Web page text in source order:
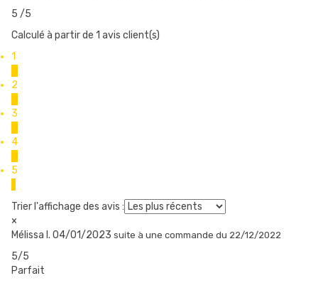
Le réservoir peut contenir 3.5ml de e-liquide.
5 /5
Calculé à partir de 1 avis client(s)
1
2
3
4
5
Trier l'affichage des avis :
×
Mélissa I. 04/01/2023 suite à une commande du 22/12/2022
5/5
Parfait